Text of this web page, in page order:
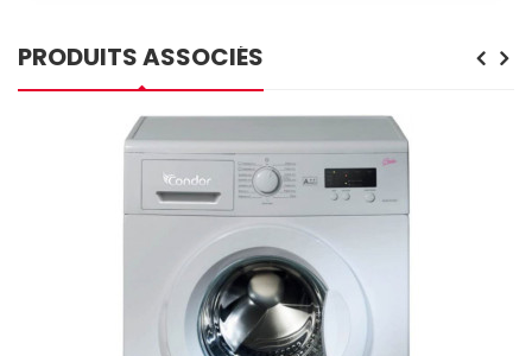
PRODUITS ASSOCIÉS